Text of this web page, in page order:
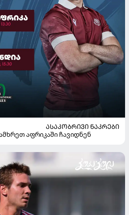
ᲐᲡᲐᲙᲝᲑᲠᲘᲕᲘ ᲜᲐᲙᲠᲔᲑᲘ
აფრიკაში ჩავიდნენ